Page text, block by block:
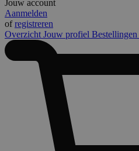
Jouw account
Aanmelden
ofregistreren
Overzicht Jouw profiel Bestellingen